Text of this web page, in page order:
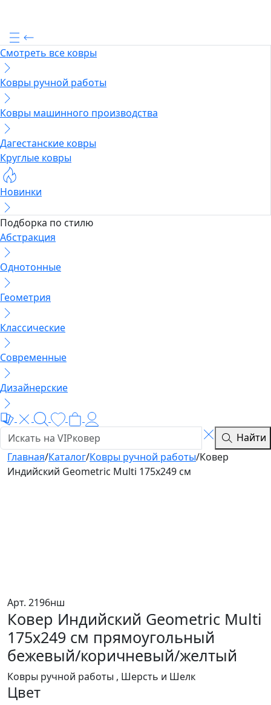
Смотреть все ковры
Ковры ручной работы
Ковры машинного производства
Дагестанские ковры
Круглые ковры
Новинки
Подборка по стилю
Абстракция
Однотонные
Геометрия
Классические
Современные
Дизайнерские
Найти
Главная/Каталог/Ковры ручной работы/Ковер
Индийский Geometric Multi 175x249 см
Арт. 2196нш
Ковер Индийский Geometric Multi
175x249 см прямоугольный
бежевый/коричневый/желтый
Ковры ручной работы , Шерсть и Шелк
Цвет